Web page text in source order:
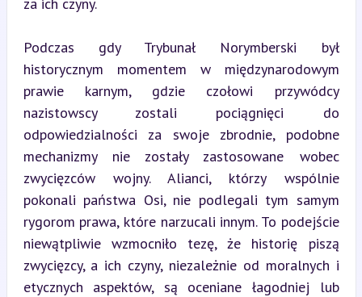
Podczas gdy Trybunał Norymberski był
historycznym momentem w międzynarodowym
prawie karnym, gdzie czołowi przywódcy
nazistowscy zostali pociągnięci do
odpowiedzialności za swoje zbrodnie, podobne
mechanizmy nie zostały zastosowane wobec
zwycięzców wojny. Alianci, którzy wspólnie
pokonali państwa Osi, nie podlegali tym samym
rygorom prawa, które narzucali innym. To podejście
niewątpliwie wzmocniło tezę, że historię piszą
zwycięzcy, a ich czyny, niezależnie od moralnych i
etycznych aspektów, są oceniane łagodniej lub